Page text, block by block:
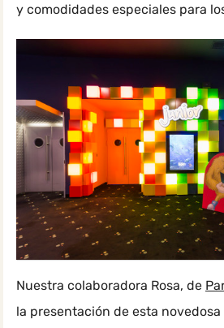
y comodidades especiales para
Nuestra colaboradora Rosa, de
la presentación de esta